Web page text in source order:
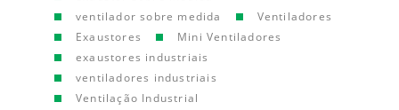
ventilador sobre medida
Ventiladores
Exaustores
Mini Ventiladores
exaustores industriais
ventiladores industriais
Ventilação Industrial